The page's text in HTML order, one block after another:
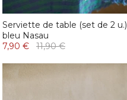
Serviette de table (set de 2 u.)
bleu Nasau
7,90 €
11,90 €